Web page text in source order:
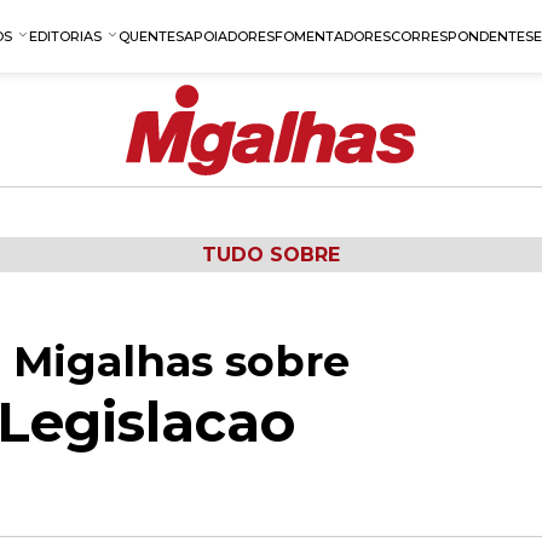
EDITORIAS QUENTESAPOIADORESFOMENTADORESCORRESPONDENTES
TUDO SOBRE
sobre